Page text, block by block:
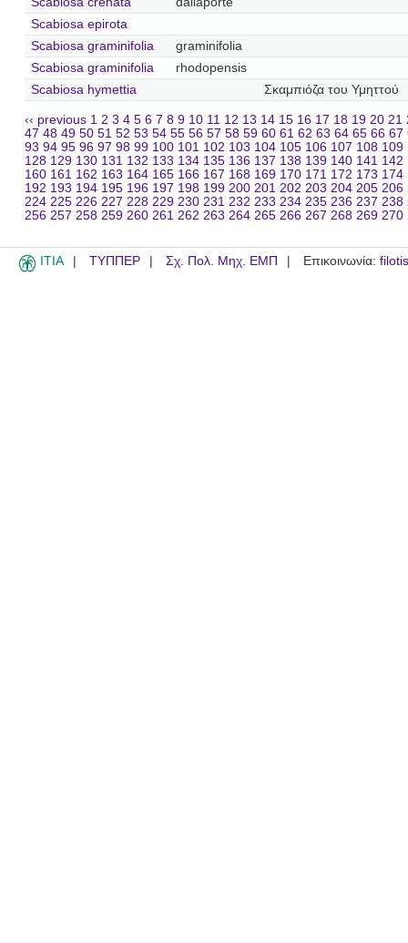
Scabiosa epirota
Scabiosa graminifolia
graminifolia
Scabiosa graminifolia
rhodopensis
Scabiosa hymettia
Σκαμπιόζα του Υμηττού
‹‹ previous 1 2 3 4 5 6 7 8 9 10 11 12 13 14 15 16 17 18 19 20 21
47 48 49 50 51 52 53 54 55 56 57 58 59 60 61 62 63 64 65 66 67
93 94 95 96 97 98 99 100 101 102 103 104 105 106 107 108 109
128 129 130 131 132 133 134 135 136 137 138 139 140 141 142
160 161 162 163 164 165 166 167 168 169 170 171 172 173 174
192 193 194 195 196 197 198 199 200 201 202 203 204 205 206
224 225 226 227 228 229 230 231 232 233 234 235 236 237 238
256 257 258 259 260 261 262 263 264 265 266 267 268 269 270
ITIA ΤΥΠΠΕΡ Σχ. Πολ. Μηχ. ΕΜΠ Επικοινωνία: